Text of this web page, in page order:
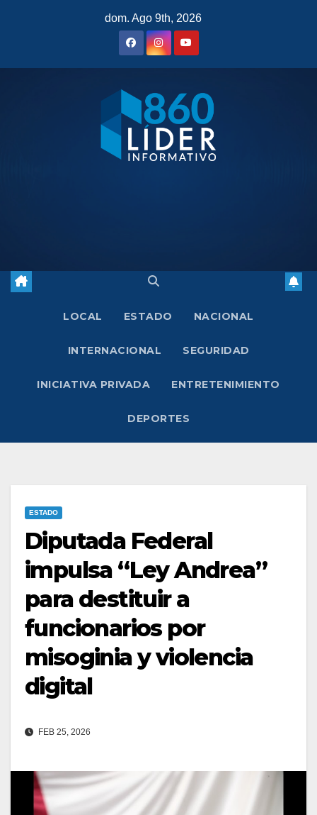
dom. Ago 9th, 2026
LOCAL ESTADO NACIONAL
INTERNACIONAL SEGURIDAD
INICIATIVA PRIVADA ENTRETENIMIENTO
DEPORTES
ESTADO
Diputada Federal
impulsa “Ley Andrea”
para destituir a
funcionarios por
misoginia y violencia
digital
FEB 25, 2026